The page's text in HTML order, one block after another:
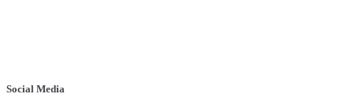
Social Media